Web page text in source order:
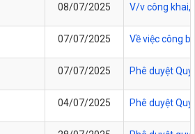
08/07/2025 V/v công khai,
07/07/2025 Về việc công
07/07/2025 Phê duyệt
04/07/2025 Phê duyệt